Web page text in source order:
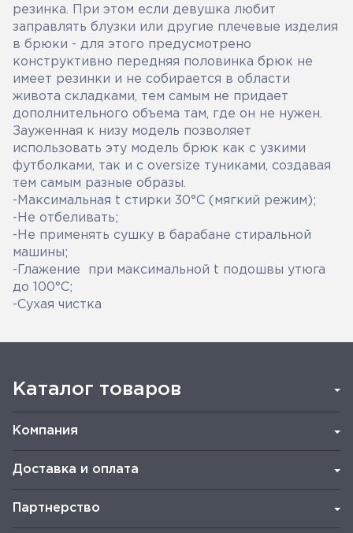
резинка. При этом если девушка любит
заправлять блузки или другие плечевые изделия
в брюки - для этого предусмотрено
конструктивно передняя половинка брюк не
имеет резинки и не собирается в области
живота складками, тем самым не придает
дополнительного объема там, где он не нужен.
Зауженная к низу модель позволяет
использовать эту модель брюк как с узкими
футболками, так и с oversize туниками, создавая
тем самым разные образы.
-Максимальная t стирки 30°С (мягкий режим);
-Не отбеливать;
-Не применять сушку в барабане стиральной
машины;
-Глажение при максимальной t подошвы утюга
до 100°С;
-Сухая чистка
Каталог товаров
Компания
Доставка и оплата
Партнерство